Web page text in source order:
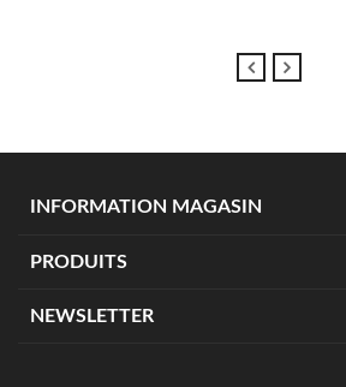
INFORMATION MAGASIN
PRODUITS
NEWSLETTER